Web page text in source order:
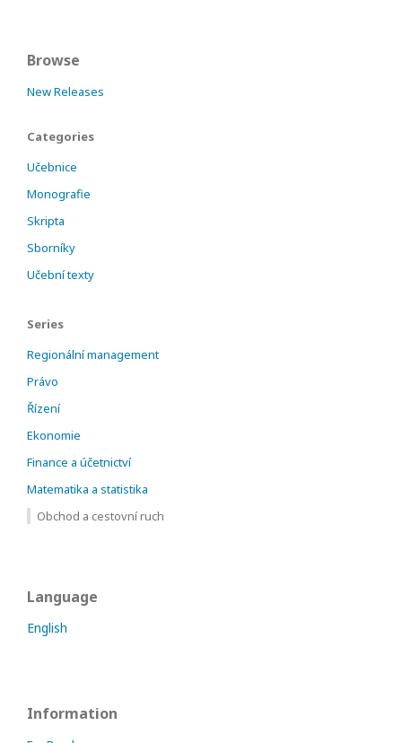
Browse
New Releases
Categories
Učebnice
Monografie
Skripta
Sborníky
Učební texty
Series
Regionální management
Právo
Řízení
Ekonomie
Finance a účetnictví
Matematika a statistika
Obchod a cestovní ruch
Language
English
Information